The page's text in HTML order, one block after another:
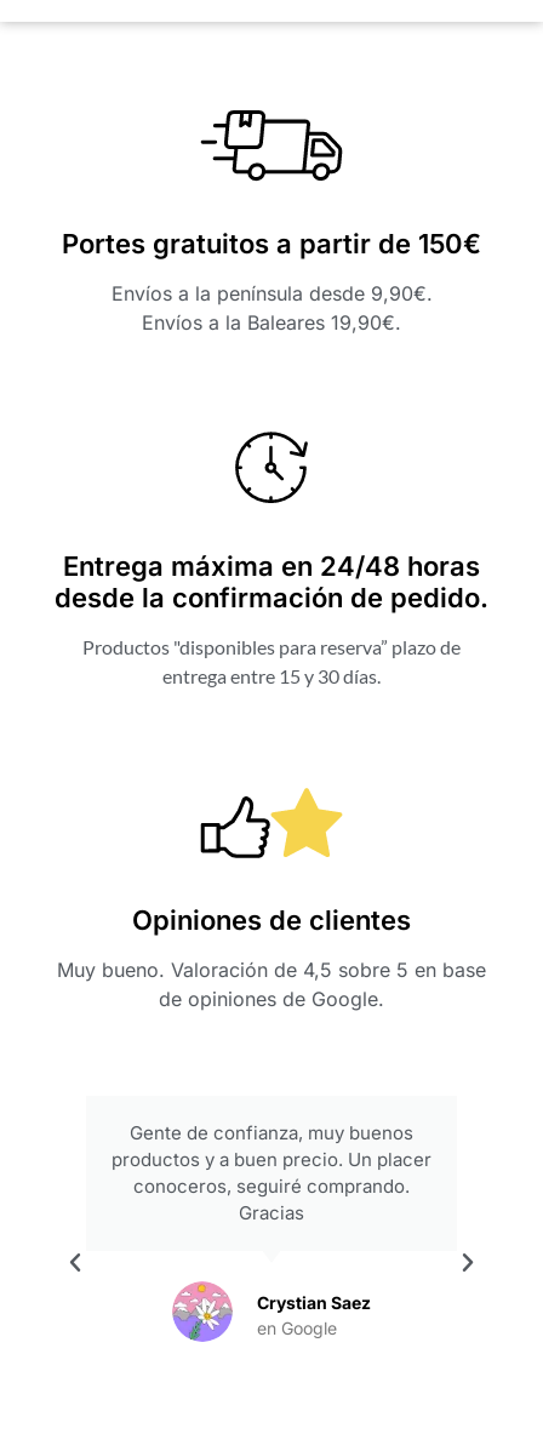
Portes gratuitos a partir de 150€
Envíos a la península desde 9,90€.
Envíos a la Baleares 19,90€.
Entrega máxima en 24/48 horas
desde la confirmación de pedido.
Productos "disponibles para reserva” plazo de
entrega entre 15 y 30 días.
Opiniones de clientes
Muy bueno. Valoración de 4,5 sobre 5 en base
de opiniones de Google.
Gente de confianza, muy buenos
productos y a buen precio. Un placer
conoceros, seguiré comprando.
Gracias
Crystian Saez
en Google